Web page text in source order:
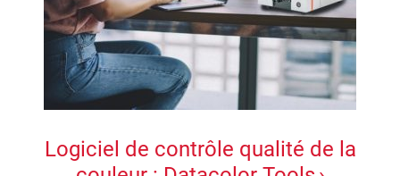
Logiciel de contrôle qualité de la